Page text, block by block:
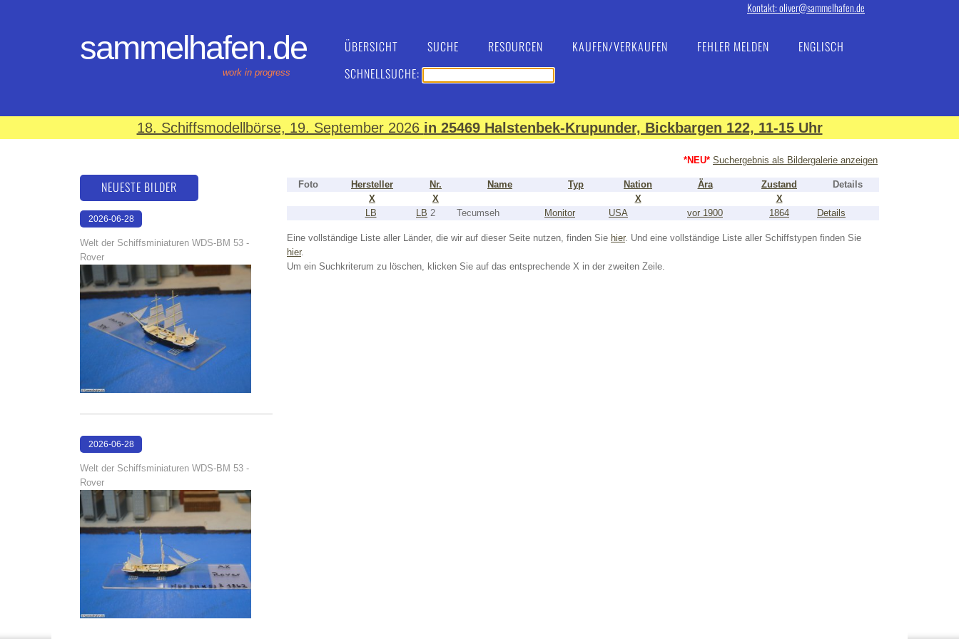
Kontakt: oliver@sammelhafen.de
sammelhafen.de
work in progress
ÜBERSICHT SUCHE RESOURCEN KAUFEN/VERKAUFEN FEHLER MELDEN
ENGLISCH
SCHNELLSUCHE:
18. Schiffsmodellbörse, 19. September 2026 in 25469 Halstenbek-Krupunder, Bickbargen 122, 11-15 Uhr
*NEU* Suchergebnis als Bildergalerie anzeigen
Foto Hersteller Nr. Name Typ Nation Ära Zustand
Details
X
X X
X
LB
LB 2 Tecumseh Monitor USA vor 1900 1864 Details
Eine vollständige Liste aller Länder, die wir auf dieser Seite nutzen, finden Sie hier. Und eine vollständige Liste aller Schiffstypen finden Sie
hier.
Um ein Suchkriterum zu löschen, klicken Sie auf das entsprechende X in der zweiten Zeile.
NEUESTE BILDER
2026-06-28
Welt der Schiffsminiaturen WDS-BM 53 -
Rover
2026-06-28
Welt der Schiffsminiaturen WDS-BM 53 -
Rover